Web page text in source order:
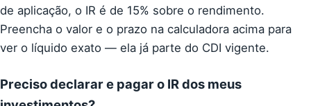
de aplicação, o IR é de 15% sobre o rendimento.
Preencha o valor e o prazo na calculadora acima para
ver o líquido exato — ela já parte do CDI vigente.
Preciso declarar e pagar o IR dos meus